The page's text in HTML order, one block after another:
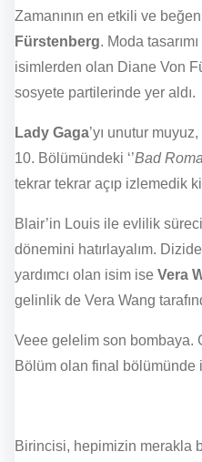
Zamanının en etkili ve
Fürstenberg. Moda
isimlerden olan Diane Von
sosyete partilerinde yer aldı.
Lady Gaga’yı unutur
10. Bölümündeki ‘’Bad
tekrar tekrar açıp izlemedik
Blair’in Louis ile evlilik
dönemini hatırlayalım.
yardımcı olan isim ise Vera
gelinlik de Vera Wang
Veee gelelim son bombaya.
Bölüm olan final
Birincisi, hepimizin merakla